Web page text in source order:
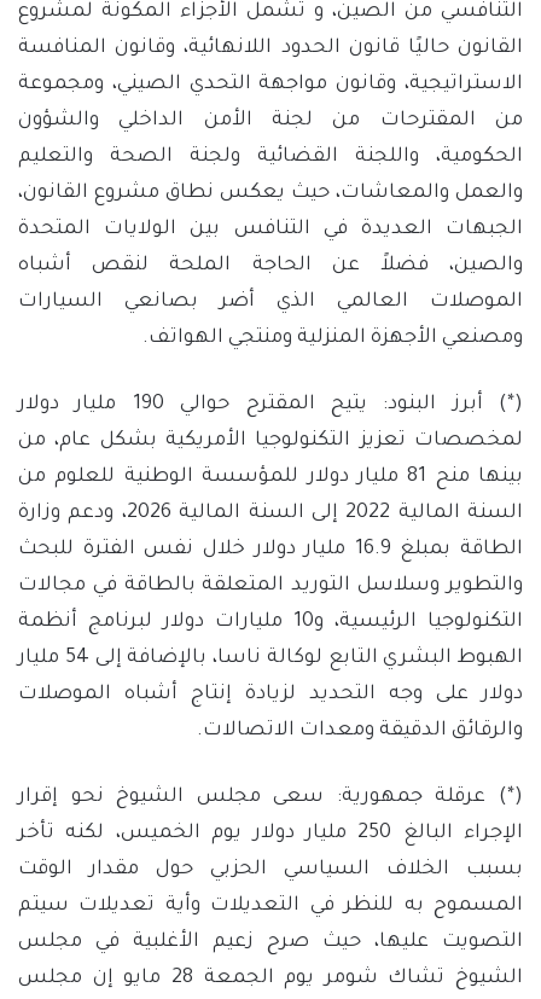
التنافسي من الصين، و تشمل الأجزاء المكونة لمشروع
القانون حاليًا قانون الحدود اللانهائية، وقانون المنافسة
الاستراتيجية، وقانون مواجهة التحدي الصيني، ومجموعة
من المقترحات من لجنة الأمن الداخلي والشؤون
الحكومية، واللجنة القضائية ولجنة الصحة والتعليم
والعمل والمعاشات، حيث يعكس نطاق مشروع القانون،
الجبهات العديدة في التنافس بين الولايات المتحدة
والصين، فضلاً عن الحاجة الملحة لنقص أشباه
الموصلات العالمي الذي أضر بصانعي السيارات
ومصنعي الأجهزة المنزلية ومنتجي الهواتف.
(*) أبرز البنود: يتيح المقترح حوالي 190 مليار دولار
لمخصصات تعزيز التكنولوجيا الأمريكية بشكل عام، من
بينها منح 81 مليار دولار للمؤسسة الوطنية للعلوم من
السنة المالية 2022 إلى السنة المالية 2026، ودعم وزارة
الطاقة بمبلغ 16.9 مليار دولار خلال نفس الفترة للبحث
والتطوير وسلاسل التوريد المتعلقة بالطاقة في مجالات
التكنولوجيا الرئيسية، و10 مليارات دولار لبرنامج أنظمة
الهبوط البشري التابع لوكالة ناسا، بالإضافة إلى 54 مليار
دولار على وجه التحديد لزيادة إنتاج أشباه الموصلات
والرقائق الدقيقة ومعدات الاتصالات.
(*) عرقلة جمهورية: سعى مجلس الشيوخ نحو إقرار
الإجراء البالغ 250 مليار دولار يوم الخميس، لكنه تأخر
بسبب الخلاف السياسي الحزبي حول مقدار الوقت
المسموح به للنظر في التعديلات وأية تعديلات سيتم
التصويت عليها، حيث صرح زعيم الأغلبية في مجلس
الشيوخ تشاك شومر يوم الجمعة 28 مايو إن مجلس